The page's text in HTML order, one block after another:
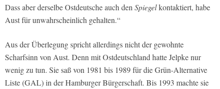
Dass aber derselbe Ostdeutsche auch den Spiegelkontaktiert, habe
Aust für unwahrscheinlich gehalten.“
Aus der Überlegung spricht allerdings nicht der gewohnte
Scharfsinn von Aust. Denn mit Ostdeutschland hatte Jelpke nur
wenig zu tun. Sie saß von 1981 bis 1989 für die Grün-Alternative
Liste (GAL) in der Hamburger Bürgerschaft. Bis 1993 machte sie